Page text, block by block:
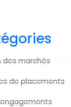
des marchés
de placements